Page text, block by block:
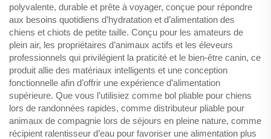
polyvalente, durable et prête à voyager, conçue pour répondre
aux besoins quotidiens d’hydratation et d’alimentation des
chiens et chiots de petite taille. Conçu pour les amateurs de
plein air, les propriétaires d’animaux actifs et les éleveurs
professionnels qui privilégient la praticité et le bien-être canin, ce
produit allie des matériaux intelligents et une conception
fonctionnelle afin d’offrir une expérience d’alimentation
supérieure. Que vous l’utilisiez comme bol pliable pour chiens
lors de randonnées rapides, comme distributeur pliable pour
animaux de compagnie lors de séjours en pleine nature, comme
récipient ralentisseur d’eau pour favoriser une alimentation plus